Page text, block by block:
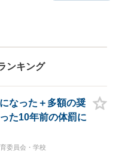
」の方々の
に解決を目
。お待ち
ンキング
なった＋多額の奨
た10年前の体罰に
委員会・学校